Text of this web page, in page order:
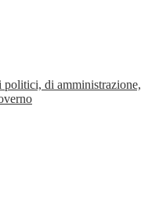
di amministrazione,